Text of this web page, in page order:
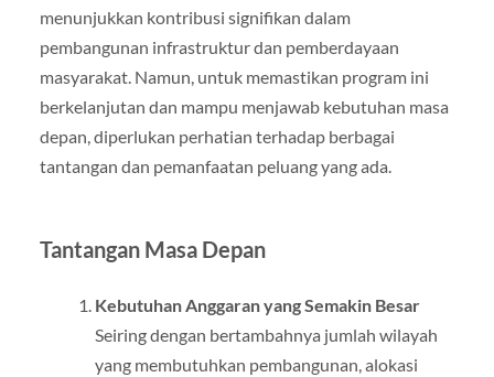
menunjukkan kontribusi signifikan dalam
pembangunan infrastruktur dan pemberdayaan
masyarakat. Namun, untuk memastikan program ini
berkelanjutan dan mampu menjawab kebutuhan masa
depan, diperlukan perhatian terhadap berbagai
tantangan dan pemanfaatan peluang yang ada.
Tantangan Masa Depan
Kebutuhan Anggaran yang Semakin Besar
Seiring dengan bertambahnya jumlah wilayah
yang membutuhkan pembangunan, alokasi